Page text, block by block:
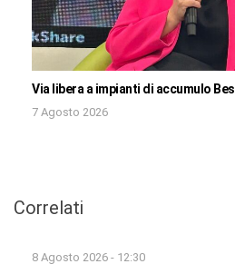
Via libera a impianti di accumulo
7 Agosto 2026
Correlati
8 Agosto 2026 - 12:30